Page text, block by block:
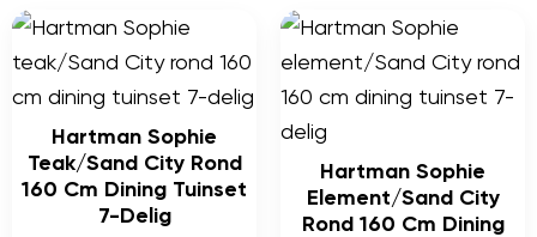
Hartman Sophie
Teak/Sand City Rond
160 Cm Dining Tuinset
7-Delig
Hartman Sophie
Element/Sand City
Rond 160 Cm Dining